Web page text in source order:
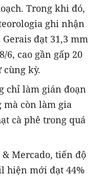
Trong khi đó,
ghi nhận
đạt 31,3 mm
6, cao gần gấp 20
kỳ.
chỉ làm gián đoạn
mà còn làm gia
cà phê trong quá
Mercado, tiến độ
hiện mới đạt 44%